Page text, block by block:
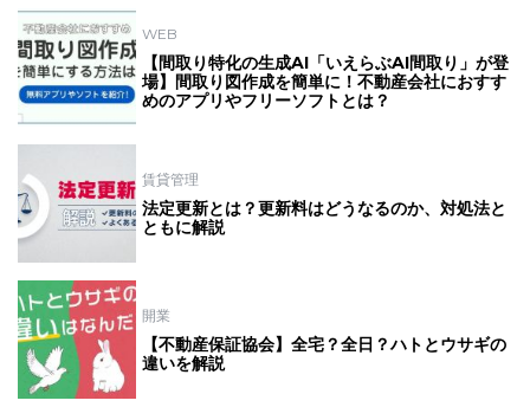
WEB
【間取り特化の生成AI「いえらぶAI間取り」が登
場】間取り図作成を簡単に！不動産会社におすす
めのアプリやフリーソフトとは？
賃貸管理
法定更新とは？更新料はどうなるのか、対処法と
ともに解説
開業
【不動産保証協会】全宅？全日？ハトとウサギの
違いを解説